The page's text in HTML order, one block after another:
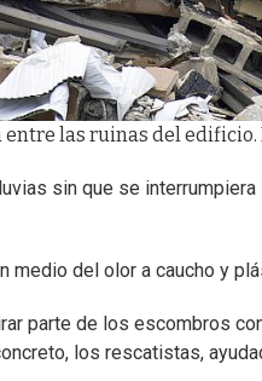
las ruinas del edificio.
sin que se
medio del olor a caucho y
parte de los escombros
los rescatistas,